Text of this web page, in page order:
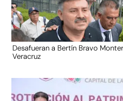
Desafueran a Bertín Bravo
Veracruz